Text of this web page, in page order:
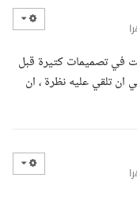
في تصميمات كتيرة قبل
تلقي عليه نظرة ، ان